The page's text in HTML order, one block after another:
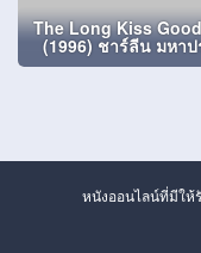
The Long Kiss
(1996) ชาร์ลีน มหาป
หนังออนไลน์ที่มีให้